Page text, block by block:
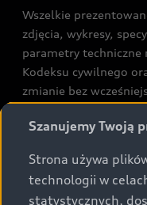
Wszelkie
zdjęcia, wykresy,
parametry
Kodeksu cywilnego
zmianie bez
rozumieniu art.
Podane kwoty są
Szanujemy Twoją
Strona używa
technologii w
statystycznych,